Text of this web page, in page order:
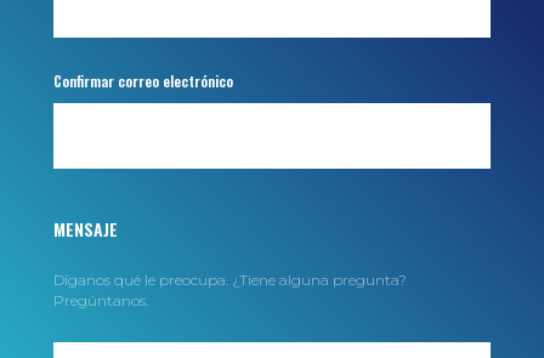
Confirmar correo electrónico
MENSAJE
Díganos qué le preocupa. ¿Tiene alguna pregunta?
Pregúntanos.